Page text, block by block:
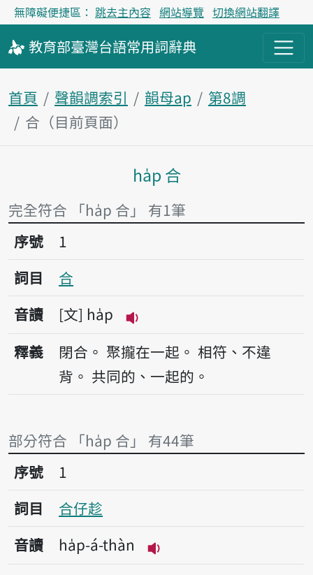
無障礙便捷區： 跳去主內容 網站導覽 切換網站翻譯
教育部臺灣台語常用詞辭典
首頁 聲韻調索引 韻母ap
第8調
合（目前頁面）
主內容區塊
ha̍p 合
完全符合 「ha̍p 合」 有1筆
序號1合
序號
1
詞目
合
音讀
文 ha̍p
播放音讀ha̍p
釋義 閉合。 聚攏在一起。 相符、不違
背。 共同的、一起的。
部分符合 「ha̍p 合」 有44筆
序號1合仔趁
序號
1
詞目
合仔趁
音讀
ha̍p-á-thàn
播放音讀ha̍p-á-thàn